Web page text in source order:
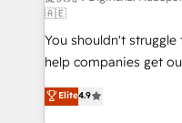
agencies ⚙️ The strongest technical ability and
integration capabilities 💼 Consultative, long-
partners who will
business, processes and systems
working with mid-
🇦🇪
You shouldn't
help companies get
process-oriented
Marketing, Sales,
Elite4.9